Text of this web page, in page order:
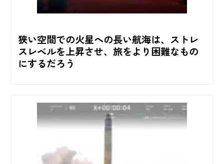
狭い空間での火星への長い航海は、ストレ
スレベルを上昇させ、旅をより困難なもの
にするだろう